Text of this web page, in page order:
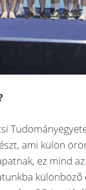
ami külön
ez mind